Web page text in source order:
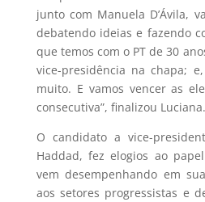
junto com Manuela D’Ávila,
debatendo ideias e fazendo
que temos com o PT de 30
vice-presidência na chapa;
muito. E vamos vencer as
consecutiva”, finalizou Luciana.
O candidato a vice-
Haddad, fez elogios ao
vem desempenhando em
aos setores progressistas e